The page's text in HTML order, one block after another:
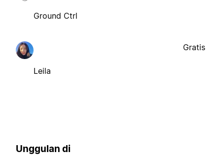
Ground Ctrl
Leila
Gratis
Unggulan di